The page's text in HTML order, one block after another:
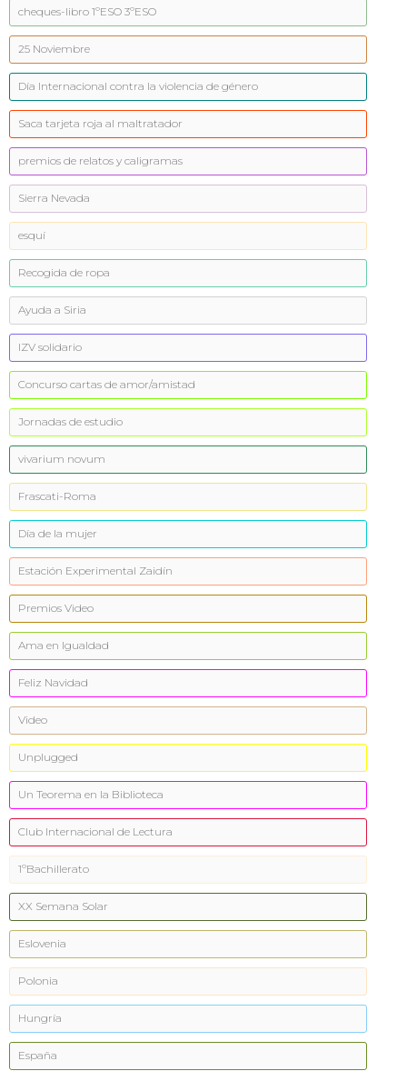
cheques-libro 1ºESO 3ºESO
25 Noviembre
Día Internacional contra la violencia de género
Saca tarjeta roja al maltratador
premios de relatos y caligramas
Sierra Nevada
esquí
Recogida de ropa
Ayuda a Siria
IZV solidario
Concurso cartas de amor/amistad
Jornadas de estudio
vivarium novum
Frascati-Roma
Día de la mujer
Estación Experimental Zaidín
Premios Video
Ama en Igualdad
Feliz Navidad
Video
Unplugged
Un Teorema en la Biblioteca
Club Internacional de Lectura
1ºBachillerato
XX Semana Solar
Eslovenia
Polonia
Hungría
España